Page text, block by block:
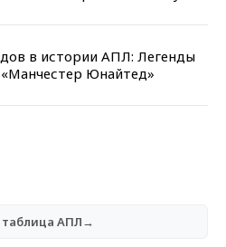
в истории АПЛ: Легенды
Юнайтед»
таблица АПЛ→